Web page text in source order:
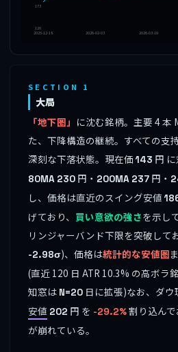
173
120
2025-12-18
2026-02-03 2026-03-19
SECTION 1
大局
「地下圏」 に沈む銘柄。主要 4 本
た、下降構造の継続。すべての支
深刻な下落状態。現在価143 円 に
80MA 230 円・ 200MA 237 円・
し、価格は直近のスイング安値
げており、 買い意欲の強さを示し
リンジャーバンド下限を突破して
-2.98σ)、価格は統計的な安値圏
(直近 120 日 ATR 10.3% の高ボラ
知窓は N=20 日に拡張)なお、ダ
安値 202 円 を -29.2%割り込ん
が崩れている。